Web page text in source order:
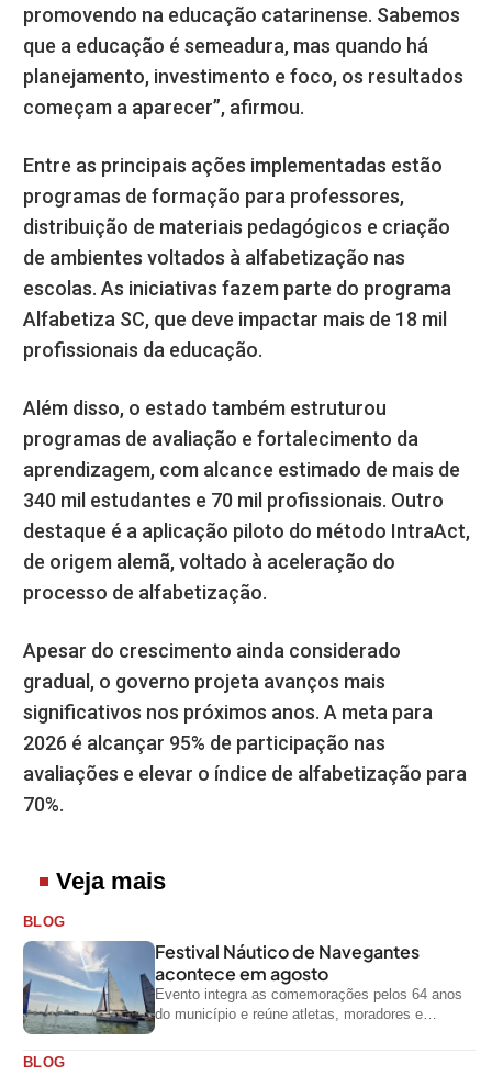
promovendo na educação catarinense. Sabemos
que a educação é semeadura, mas quando há
planejamento, investimento e foco, os resultados
começam a aparecer”, afirmou.
Entre as principais ações implementadas estão
programas de formação para professores,
distribuição de materiais pedagógicos e criação
de ambientes voltados à alfabetização nas
escolas. As iniciativas fazem parte do programa
Alfabetiza SC, que deve impactar mais de 18 mil
profissionais da educação.
Além disso, o estado também estruturou
programas de avaliação e fortalecimento da
aprendizagem, com alcance estimado de mais de
340 mil estudantes e 70 mil profissionais. Outro
destaque é a aplicação piloto do método IntraAct,
de origem alemã, voltado à aceleração do
processo de alfabetização.
Apesar do crescimento ainda considerado
gradual, o governo projeta avanços mais
significativos nos próximos anos. A meta para
2026 é alcançar 95% de participação nas
avaliações e elevar o índice de alfabetização para
70%.
Veja mais
BLOG
Festival Náutico de Navegantes
acontece em agosto
Evento integra as comemorações pelos 64 anos
do município e reúne atletas, moradores e
BLOG